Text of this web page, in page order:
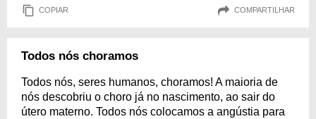
COPIAR COMPARTILHAR
Todos nós choramos
Todos nós, seres humanos, choramos! A maioria de
nós descobriu o choro já no nascimento, ao sair do
útero materno. Todos nós colocamos a angústia para